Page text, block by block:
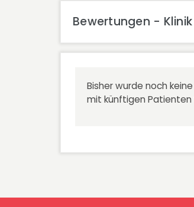
Bewertungen -
Bisher wurde noch
mit künftigen Patienten